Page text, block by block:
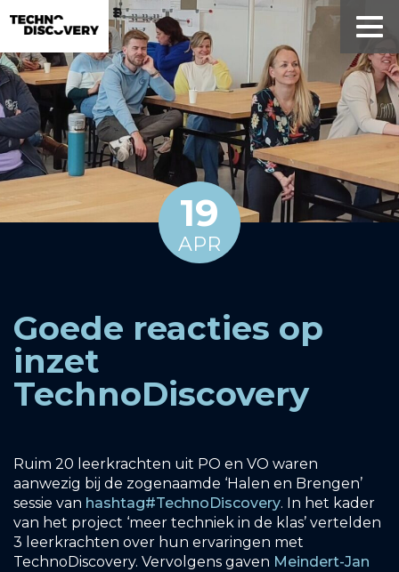
19
APR
Goede reacties op
inzet
TechnoDiscovery
Ruim 20 leerkrachten uit PO en VO waren
aanwezig bij de zogenaamde ‘Halen en Brengen’
sessie van hashtag#TechnoDiscovery. In het kader
van het project ‘meer techniek in de klas’ vertelden
3 leerkrachten over hun ervaringen met
TechnoDiscovery. Vervolgens gaven Meindert-Jan